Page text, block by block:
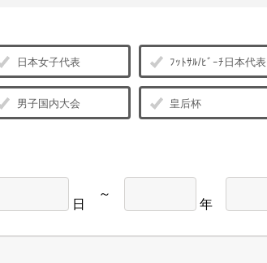
日本女子代表 ﾌｯﾄｻﾙ/ﾋﾞｰﾁ日本代表
男子国内大会 皇后杯
日
～
年